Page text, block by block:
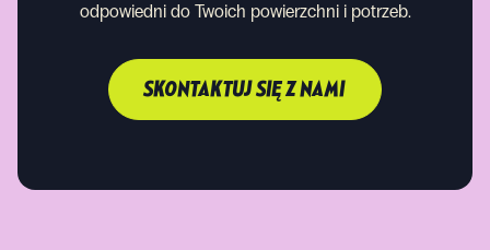
odpowiedni do Twoich powierzchni i potrzeb.
SKONTAKTUJ SIĘ Z NAMI